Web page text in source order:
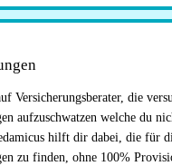
Versicherungsberater, die
aufzuschwatzen welche du
hilft dir dabei, die für
zu finden, ohne 100%